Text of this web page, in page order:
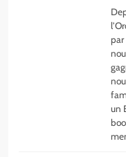
par
un